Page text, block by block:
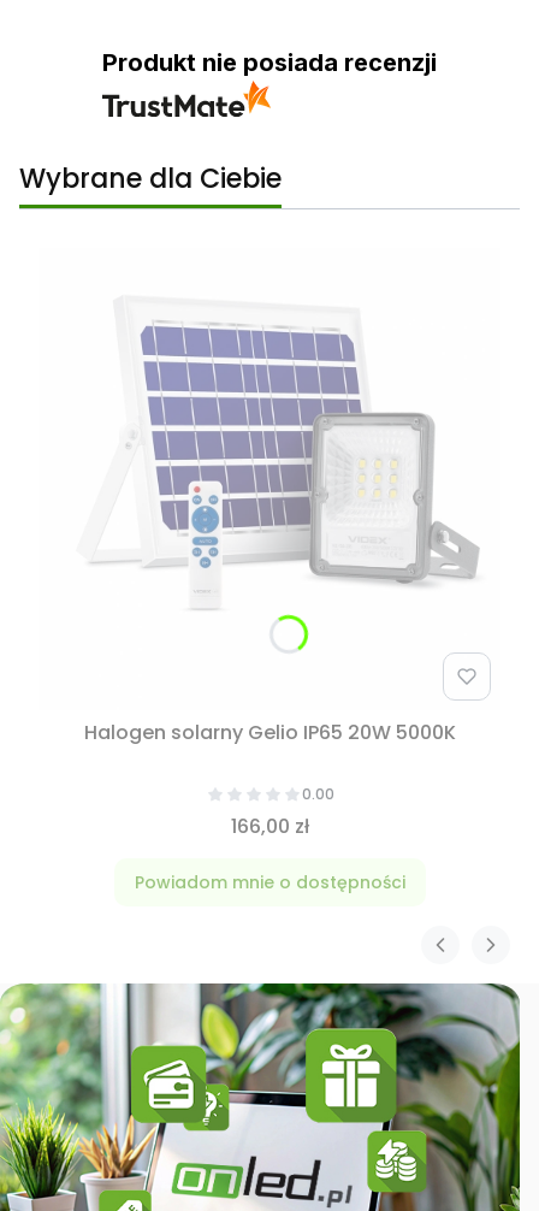
Produkt nie posiada recenzji
Wybrane dla Ciebie
Halogen solarny Gelio IP65 20W 5000K
0.00
166,00 zł
Powiadom mnie o dostępności